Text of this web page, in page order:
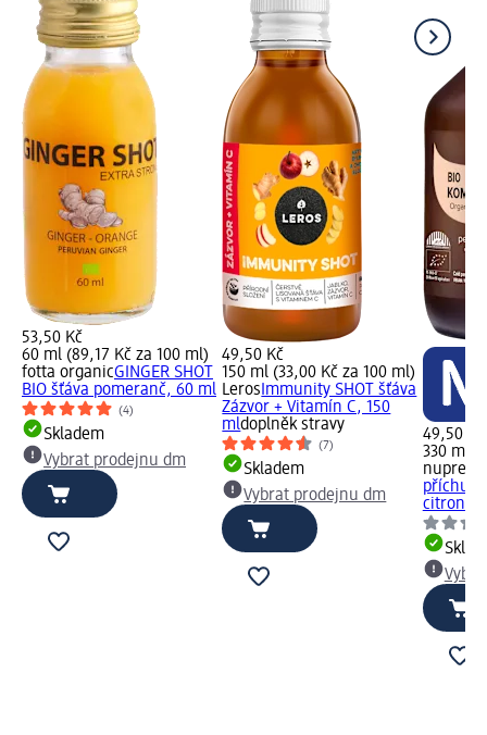
53,50 Kč
60 ml (89,17 Kč za 100 ml)
fotta organicGINGER SHOT
BIO šťáva pomeranč, 60 ml
(4)
Skladem
Vybrat prodejnu dm
49,50 Kč
150 ml (33,00 Kč za 100 ml)
LerosImmunity SHOT šťáva
Zázvor + Vitamín C, 150
mldoplněk stravy
(7)
Skladem
Vybrat prodejnu dm
49,50 Kč
330 ml
příchutí